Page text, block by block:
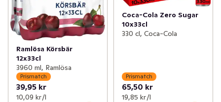
Ramlösa Körsbär
12x33cl
3960 ml, Ramlösa
Prismatch
39,95 kr
10,09 kr /l
Coca-Cola Zero Sugar
10x33cl
330 cl, Coca-Cola
Prismatch
65,50 kr
19,85 kr /l